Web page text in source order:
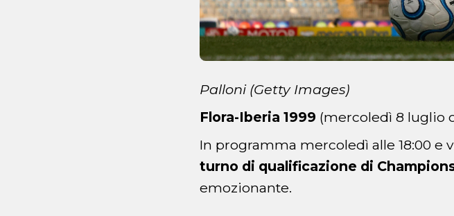
Palloni (Getty Images)
Flora-Iberia 1999 (mercoledì 8 luglio
In programma mercoledì alle 18:00 e
turno di qualificazione di
emozionante.